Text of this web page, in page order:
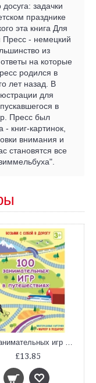
задачки
празднике
эта книга Для
Пресс - немецкий
из
на которые
родился в
лет назад. В
для
в
Пресс был
книг-картинок,
внимания и
становятся все
£13.85